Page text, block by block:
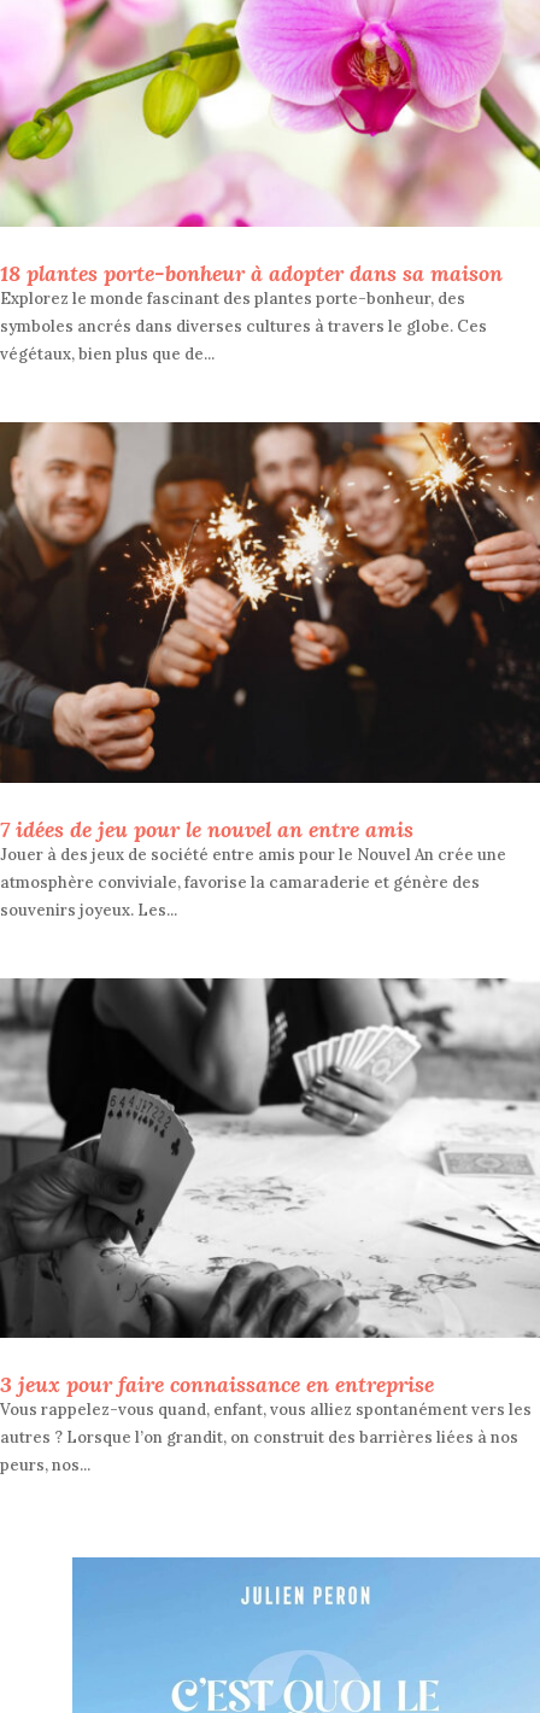
18 plantes porte-bonheur à adopter dans sa maison
Explorez le monde fascinant des plantes porte-bonheur, des
symboles ancrés dans diverses cultures à travers le globe. Ces
végétaux, bien plus que de...
7 idées de jeu pour le nouvel an entre amis
Jouer à des jeux de société entre amis pour le Nouvel An crée une
atmosphère conviviale, favorise la camaraderie et génère des
souvenirs joyeux. Les...
3 jeux pour faire connaissance en entreprise
Vous rappelez-vous quand, enfant, vous alliez spontanément vers les
autres ? Lorsque l’on grandit, on construit des barrières liées à nos
peurs, nos...